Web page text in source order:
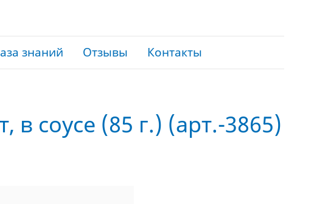
знаний Отзывы Контакты
в соусе (85 г.) (арт.-3865)